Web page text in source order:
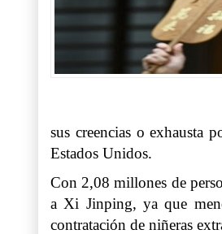
sus creencias o exhausta
Estados Unidos.
Con 2,08 millones de
a Xi Jinping, ya que
contratación de niñeras